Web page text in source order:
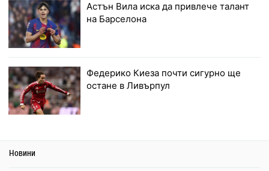
Астън Вила иска да привлече талант
на Барселона
Федерико Киеза почти сигурно ще
остане в Ливърпул
Новини